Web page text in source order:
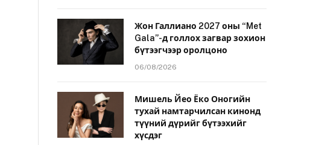
Жон Галлиано 2027 оны “Met
Gala”-д голлох загвар зохион
бүтээгчээр оролцоно
06/08/2026
Мишель Йео Ёко Оногийн
тухай намтарчилсан кинонд
түүний дүрийг бүтээхийг
хүсдэг